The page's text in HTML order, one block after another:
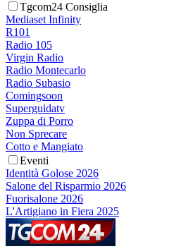
Tgcom24 Consiglia
Mediaset Infinity
R101
Radio 105
Virgin Radio
Radio Montecarlo
Radio Subasio
Comingsoon
Superguidatv
Zuppa di Porro
Non Sprecare
Cotto e Mangiato
Eventi
Identità Golose 2026
Salone del Risparmio 2026
Fuorisalone 2026
L'Artigiano in Fiera 2025